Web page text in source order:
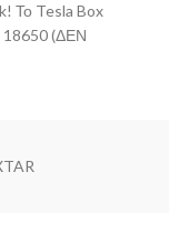
Το Tesla Box
18650 (ΔΕΝ